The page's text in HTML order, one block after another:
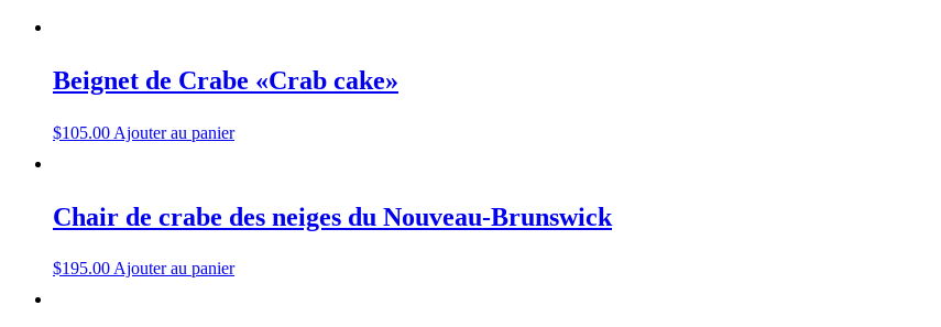
Beignet de Crabe «Crab cake»
$105.00 Ajouter au panier
Chair de crabe des neiges du Nouveau-Brunswick
$195.00Ajouter au panier